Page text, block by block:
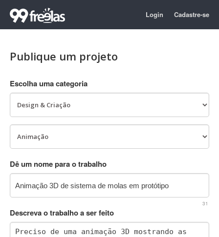
Login Cadastre-se
Publique um projeto
Escolha uma categoria
Dê um nome para o trabalho
31
Descreva o trabalho a ser feito